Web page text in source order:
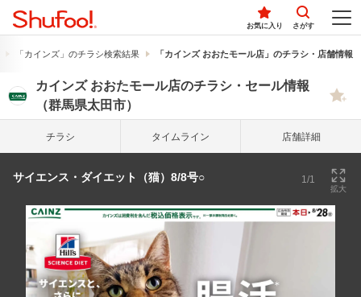
お気に入り さがす
「カインズ」のチラシ検索結果 「カインズ おおたモール店」のチラシ・店舗情報
カインズ おおたモール店のチラシ・セール情報
（群馬県太田市）
チラシ タイム ライン 店舗詳細
サイエンス・ダイエット（猫）8/8号○ 1/1
拡大